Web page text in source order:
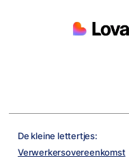
De kleine lettertjes:
Verwerkersovereenkomst